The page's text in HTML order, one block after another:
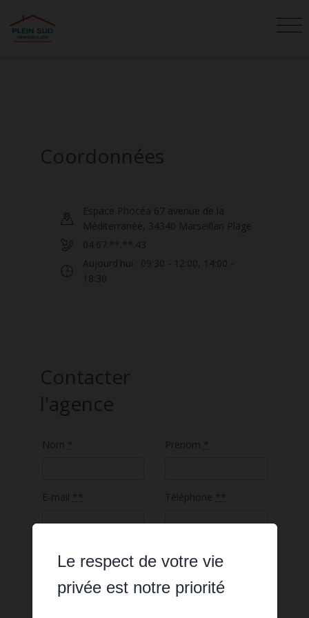
Coordonnées
Espace Phocéa 67 avenue de la
Méditerranée
34340
Marseillan Plage
04.67.**.**.43
Aujourd'hui : 09:30 - 12:00, 14:00 -
18:30
Contacter
l'agence
Nom * Prénom *
E-mail ** Téléphone **
Le respect de votre vie
privée est notre priorité